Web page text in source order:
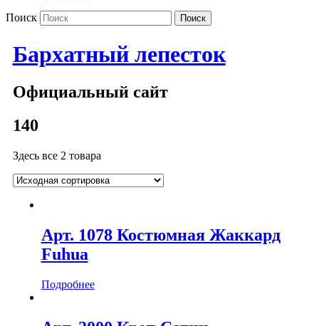
Поиск
Бархатный лепесток
Официальный сайт
140
Здесь все 2 товара
Арт. 1078 Костюмная Жаккард
Fuhua
Подробнее